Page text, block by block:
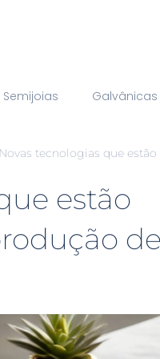
Semijoias Galvânicas
tecnologias que
estão